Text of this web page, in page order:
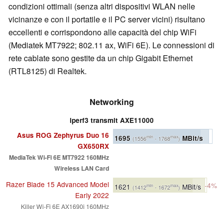
condizioni ottimali (senza altri dispositivi WLAN nelle
vicinanze e con il portatile e il PC server vicini) risultano
eccellenti e corrispondono alle capacità del chip WiFi
(Mediatek MT7922; 802.11 ax, WiFi 6E). Le connessioni di
rete cablate sono gestite da un chip Gigabit Ethernet
(RTL8125) di Realtek.
Networking
iperf3 transmit AXE11000
Asus ROG Zephyrus Duo 16
GX650RX
MediaTek Wi-Fi 6E MT7922 160MHz
Wireless LAN Card
1695 (1556min - 1768max) MBit/s
Razer Blade 15 Advanced Model
Early 2022
Killer Wi-Fi 6E AX1690i 160MHz
1621 (1412min - 1672max) MBit/s -4%